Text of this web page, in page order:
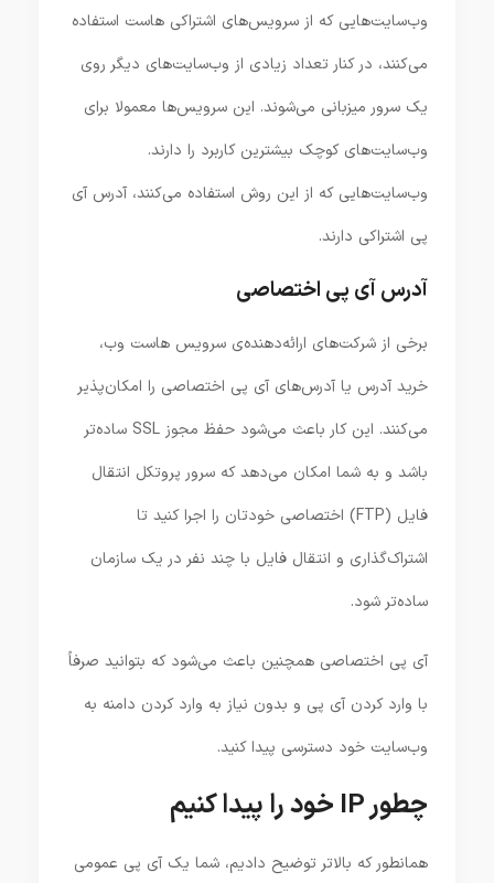
وب‌سایت‌هایی که از سرویس‌های اشتراکی هاست استفاده
می‌کنند، در کنار تعداد زیادی از وب‌سایت‌های دیگر روی
یک سرور میزبانی می‌شوند. این سرویس‌ها معمولا برای
وب‌سایت‌های کوچک بیشترین کاربرد را دارند.
وب‌سایت‌هایی که از این روش استفاده می‌کنند، آدرس آی
پی اشتراکی دارند.
آدرس آی پی اختصاصی
برخی از شرکت‌های ارائه‌دهنده‌ی سرویس هاست وب،
خرید آدرس یا آدرس‌های آی پی اختصاصی را امکان‌پذیر
می‌کنند. این کار باعث می‌شود حفظ مجوز SSL ساده‌تر
باشد و به شما امکان می‌دهد که سرور پروتکل انتقال
فایل (FTP) اختصاصی خودتان را اجرا کنید تا
اشتراک‌گذاری و انتقال فایل با چند نفر در یک سازمان
ساده‌تر شود.
آی پی اختصاصی همچنین باعث می‌شود که بتوانید صرفاً
با وارد کردن آی پی و بدون نیاز به وارد کردن دامنه به
وب‌سایت خود دسترسی پیدا کنید.
چطور IP خود را پیدا کنیم
همانطور که بالاتر توضیح دادیم، شما یک آی پی عمومی